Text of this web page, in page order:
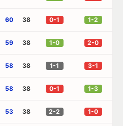
60 38 0-1 1-2
59 38 1-0 2-0
58 38 1-1 3-1
58 38 0-1 1-3
53 38 2-2 1-0